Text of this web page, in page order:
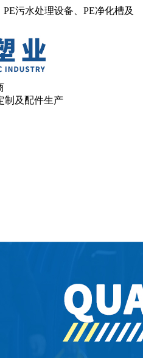
污水处理设备、PE净化槽及
制及配件生产